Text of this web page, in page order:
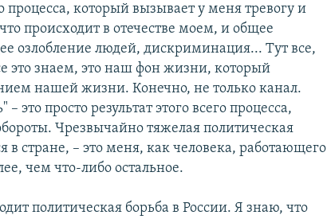
процесса, который вызывает у меня тревогу и
происходит в отечестве моем, и общее
озлобление людей, дискриминация... Тут все,
это знаем, это наш фон жизни, который
нашей жизни. Конечно, не только канал.
это просто результат этого всего процесса,
Чрезвычайно тяжелая политическая
в стране, – это меня, как человека, работающего
чем что-либо остальное.
политическая борьба в России. Я знаю, что